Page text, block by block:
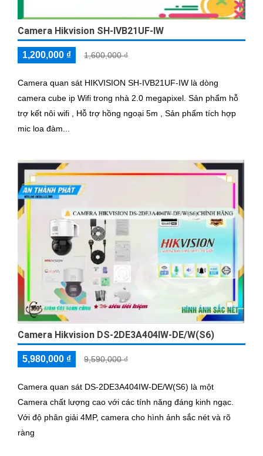
Camera Hikvision SH-IVB21UF-IW
1,200,000 ₫ 1,600,000 ₫
Camera quan sát HIKVISION SH-IVB21UF-IW là dòng
camera cube ip Wifi trong nhà 2.0 megapixel. Sản phẩm hỗ
trợ kết nôi wifi , Hỗ trợ hồng ngoại 5m , Sản phẩm tích hợp
mic loa đàm...
Camera Hikvision DS-2DE3A404IW-DE/W(S6)
5,980,000 ₫ 9,590,000 ₫
Camera quan sát DS-2DE3A404IW-DE/W(S6) là một
Camera chất lượng cao với các tính năng đáng kinh ngạc.
Với độ phân giải 4MP, camera cho hình ảnh sắc nét và rõ
ràng